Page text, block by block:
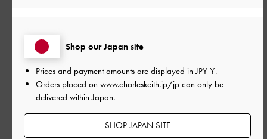
楽、おしゃれ
サイズ:
Shop our Japan site
Prices and payment amounts are displayed inJPY ¥.
Orders placed on www.charleskeith.jp/jp can only be
delivered within Japan.
SHOP JAPAN SITE